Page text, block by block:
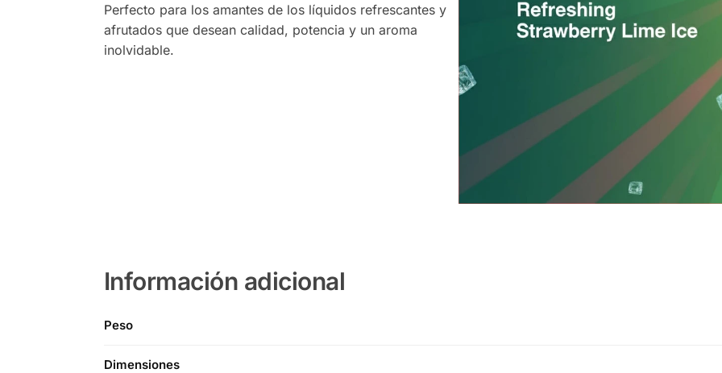
Perfecto para los amantes de los líquidos refrescantes y
afrutados que desean calidad, potencia y un aroma
inolvidable.
Información adicional
Peso
Dimensiones